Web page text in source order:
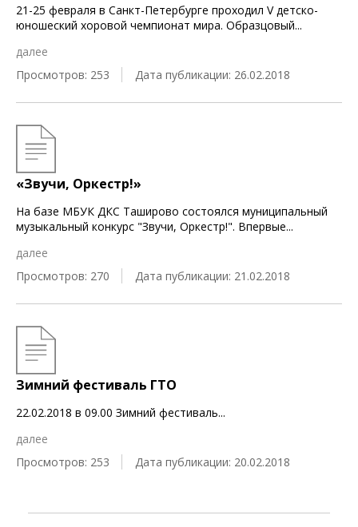
21-25 февраля в Санкт-Петербурге проходил V детско-
юношеский хоровой чемпионат мира. Образцовый...
далее
Просмотров: 253
Дата публикации: 26.02.2018
«Звучи, Оркестр!»
На базе МБУК ДКС Таширово состоялся муниципальный
музыкальный конкурс "Звучи, Оркестр!". Впервые...
далее
Просмотров: 270
Дата публикации: 21.02.2018
Зимний фестиваль ГТО
22.02.2018 в 09.00 Зимний фестиваль...
далее
Просмотров: 253
Дата публикации: 20.02.2018